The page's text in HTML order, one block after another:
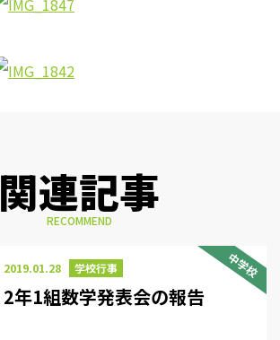
関連記事
RECOMMEND
中学校
2019.01.28 学校行事
2年1組数学発表会の報告